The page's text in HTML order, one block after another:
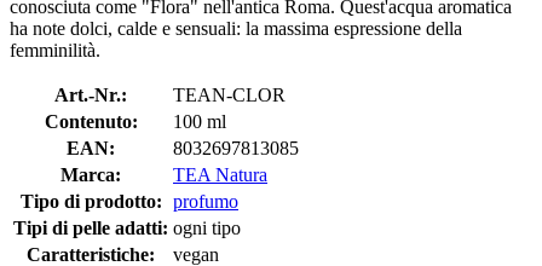
conosciuta come "Flora" nell'antica Roma. Quest'acqua aromatica
ha note dolci, calde e sensuali: la massima espressione della
femminilità.
Art.-Nr.:
TEAN-CLOR
Contenuto:
100 ml
EAN:
8032697813085
Marca:
TEA Natura
Tipo di prodotto: profumo
Tipi di pelle adatti: ogni tipo
Caratteristiche:
vegan